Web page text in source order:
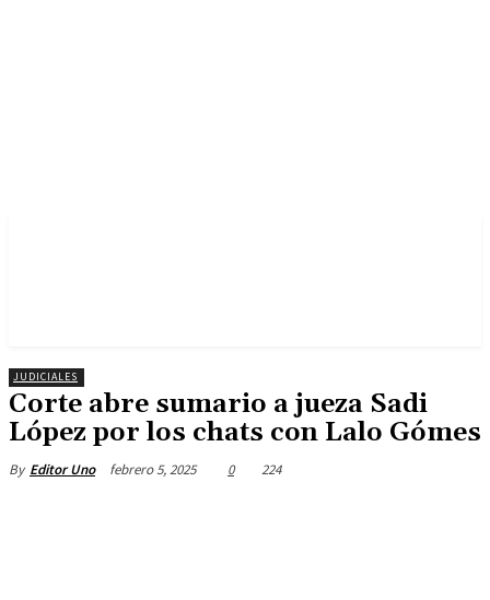
JUDICIALES
Corte abre sumario a jueza Sadi
López por los chats con Lalo Gómes
By Editor Uno febrero 5, 2025 0 224